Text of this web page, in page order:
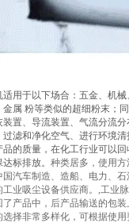
适用于以下场合：五金、机
金属 粉等类似的超细粉末；
装置、导流装置、气流分流
过滤和净化空气、进行环境
品的质量，在化工行业可以
标排放。 种类居多，使用
国汽车制造、造船、电力、
工业吸尘设备供应商。,工业
了产品中，后产品输送的包
选择非常多样化，可根据使